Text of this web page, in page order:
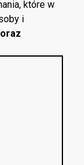
które w
i